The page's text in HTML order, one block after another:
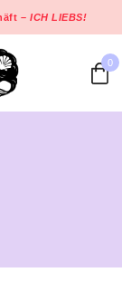
–ICH LIEBS!
0